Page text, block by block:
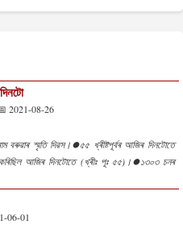
2021-08-26
বৰুৱাৰ স্মৃতি দিৱস।⏺️৫৫ খ্ৰীষ্টপূৰ্বৰ আজিৰ দিনটোতে
কৰিছিল আজিৰ দিনটোতে (খ্ৰীঃ পূঃ ৫৫)।⏺️১৩০৩ চনৰ
06-01